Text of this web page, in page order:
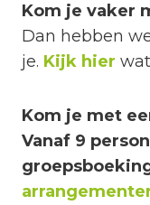
Kom je vaker
Dan hebben
je. Kijk hier
Kom je met
Vanaf 9